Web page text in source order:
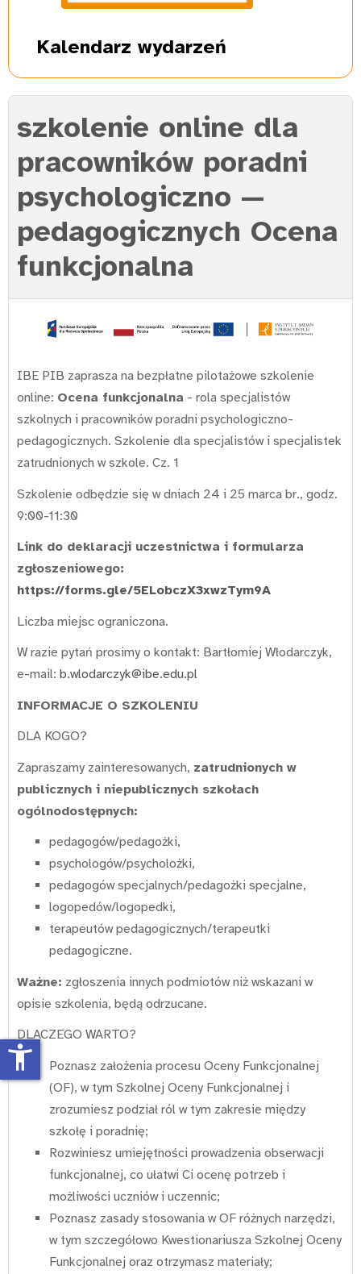
Kalendarz wydarzeń
szkolenie online dla
pracowników poradni
psychologiczno —
pedagogicznych Ocena
funkcjonalna
IBE PIB zaprasza na bezpłatne pilotażowe szkolenie
online: Ocena funkcjonalna - rola specjalistów
szkolnych i pracowników poradni psychologiczno-
pedagogicznych. Szkolenie dla specjalistów i specjalistek
zatrudnionych w szkole. Cz. 1
Szkolenie odbędzie się w dniach 24 i 25 marca br., godz.
9:00-11:30
Link do deklaracji uczestnictwa i formularza
zgłoszeniowego:
https://forms.gle/5ELobczX3xwzTym9A
Liczba miejsc ograniczona.
W razie pytań prosimy o kontakt: Bartłomiej Włodarczyk,
e-mail: b.wlodarczyk@ibe.edu.pl
INFORMACJE O SZKOLENIU
DLA KOGO?
Zapraszamy zainteresowanych, zatrudnionych w
publicznych i niepublicznych szkołach
ogólnodostępnych:
pedagogów/pedagożki,
psychologów/psycholożki,
pedagogów specjalnych/pedagożki specjalne,
logopedów/logopedki,
terapeutów pedagogicznych/terapeutki
pedagogiczne.
Ważne: zgłoszenia innych podmiotów niż wskazani w
opisie szkolenia, będą odrzucane.
DLACZEGO WARTO?
Poznasz założenia procesu Oceny Funkcjonalnej
(OF), w tym Szkolnej Oceny Funkcjonalnej i
zrozumiesz podział ról w tym zakresie między
szkołę i poradnię;
Rozwiniesz umiejętności prowadzenia obserwacji
funkcjonalnej, co ułatwi Ci ocenę potrzeb i
możliwości uczniów i uczennic;
Poznasz zasady stosowania w OF różnych narzędzi,
w tym szczegółowo Kwestionariusza Szkolnej Oceny
Funkcjonalnej oraz otrzymasz materiały;
accessibility_new